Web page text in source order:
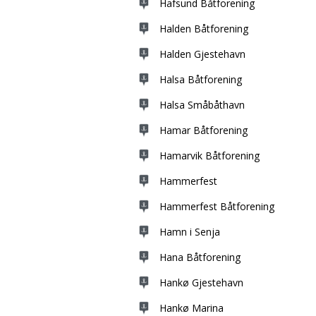
Hafsund Båtforening
Halden Båtforening
Halden Gjestehavn
Halsa Båtforening
Halsa Småbåthavn
Hamar Båtforening
Hamarvik Båtforening
Hammerfest
Hammerfest Båtforening
Hamn i Senja
Hana Båtforening
Hankø Gjestehavn
Hankø Marina